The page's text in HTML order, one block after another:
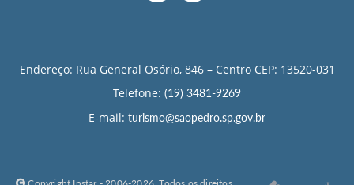
Endereço: Rua General Osório, 846 – Centro CEP: 13520-031
Telefone: (19) 3481-9269
E-mail: turismo@saopedro.sp.gov.br